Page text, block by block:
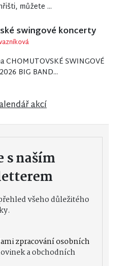
můžete ...
swingové koncerty
CHOMUTOVSKÉ SWINGOVÉ
BIG BAND...
akcí
s naším
všeho důležitého
zpracování osobních
a obchodních